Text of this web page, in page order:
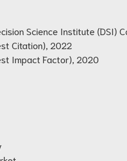
Science Institute (DSI)
Citation), 2022
Impact Factor), 2020